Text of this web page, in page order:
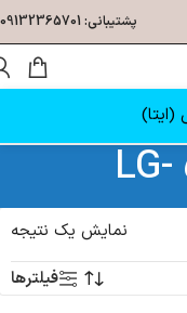
پشتیبانی: 09132365701
(ایتا)
نمایش یک نتیجه
فیلترها